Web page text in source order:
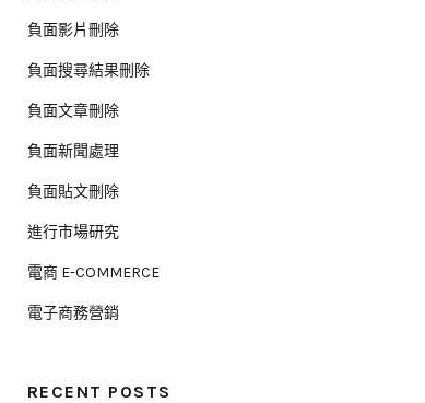
負面影片刪除
負面搜尋結果刪除
負面文章刪除
負面新聞處理
負面貼文刪除
進行市場研究
電商 E-COMMERCE
電子商務營銷
RECENT POSTS